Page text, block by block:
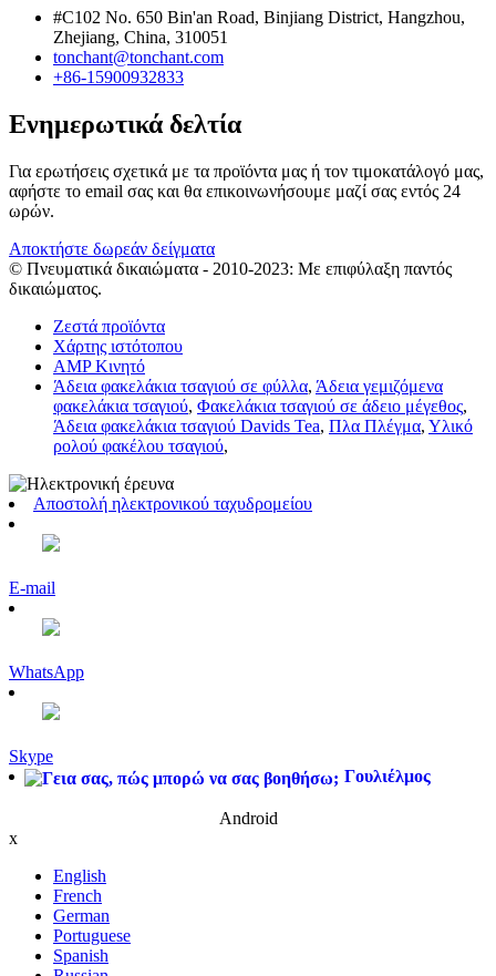
#C102 No. 650 Bin'an Road, Binjiang District, Hangzhou,
Zhejiang, China, 310051
tonchant@tonchant.com
+86-15900932833
Ενημερωτικά δελτία
Για ερωτήσεις σχετικά με τα προϊόντα μας ή τον τιμοκατάλογό μας,
αφήστε το email σας και θα επικοινωνήσουμε μαζί σας εντός 24
ωρών.
Αποκτήστε δωρεάν δείγματα
© Πνευματικά δικαιώματα - 2010-2023: Με επιφύλαξη παντός
δικαιώματος.
Ζεστά προϊόντα
Χάρτης ιστότοπου
AMP Κινητό
Άδεια φακελάκια τσαγιού σε φύλλα, Άδεια γεμιζόμενα
φακελάκια τσαγιού, Φακελάκια τσαγιού σε άδειο μέγεθος,
Άδεια φακελάκια τσαγιού Davids Tea, Πλα Πλέγμα, Υλικό
ρολού φακέλου τσαγιού,
Αποστολή ηλεκτρονικού ταχυδρομείου
E-mail
WhatsApp
Skype
Γουλιέλμος
Android
x
English
French
German
Portuguese
Spanish